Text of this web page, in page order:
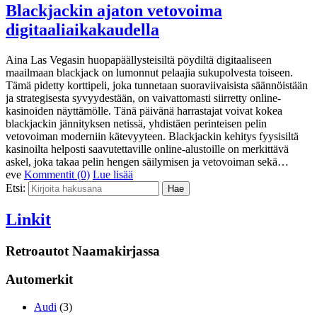
Blackjackin ajaton vetovoima
digitaaliaikakaudella
Aina Las Vegasin huopapäällysteisiltä pöydiltä digitaaliseen
maailmaan blackjack on lumonnut pelaajia sukupolvesta toiseen.
Tämä pidetty korttipeli, joka tunnetaan suoraviivaisista säännöistään
ja strategisesta syvyydestään, on vaivattomasti siirretty online-
kasinoiden näyttämölle. Tänä päivänä harrastajat voivat kokea
blackjackin jännityksen netissä, yhdistäen perinteisen pelin
vetovoiman moderniin kätevyyteen. Blackjackin kehitys fyysisiltä
kasinoilta helposti saavutettaville online-alustoille on merkittävä
askel, joka takaa pelin hengen säilymisen ja vetovoiman sekä…
eve Kommentit (0) Lue lisää
Etsi:
Linkit
Retroautot Naamakirjassa
Automerkit
Audi (3)